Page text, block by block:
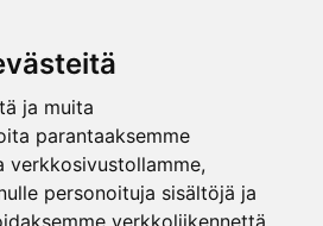
ja muita
parantaaksemme
verkkosivustollamme,
personoituja sisältöjä ja
verkkoliikennettä